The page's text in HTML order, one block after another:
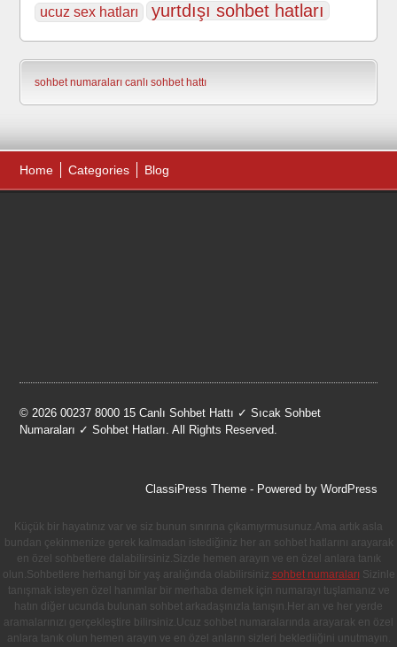
ucuz sex hatları yurtdışı sohbet hatları
sohbet numaraları canlı sohbet hattı
Home Categories Blog
© 2026 00237 8000 15 Canlı Sohbet Hattı ✓ Sıcak Sohbet
Numaraları ✓ Sohbet Hatları. All Rights Reserved.
ClassiPress Theme- Powered by WordPress
Küçük bir hayatınız var ve siz bunun sınırına çıkamıyrmusunuz.Ama artık asla
bundan çekinmenize gerek kalmadan istediğiniz her an sohbet hatlarını arayarak
en özel sohbetlere dalabilirsiniz.Sizde hemen arayın ve en özel anlara tanık
olun.Sohbetlere herhangi bir yaş aralığında olabilirsiniz.sohbet numaralarıSizinle
tanışmak isteyen özel hanımlar bir merhaba demek için numarayı tuşlamanız ve
hatın diğer ucunda bulunan sohbet arkadaşınızla tanışın.Her an ve her yerde
aramalarınızı gerçekleştire bilirsiniz.Ucuz sohbet numaralarında arayarak en özel
anlara tanık olun hemen arayın ve en özel anların sizleri beklediiğini unutmayın.